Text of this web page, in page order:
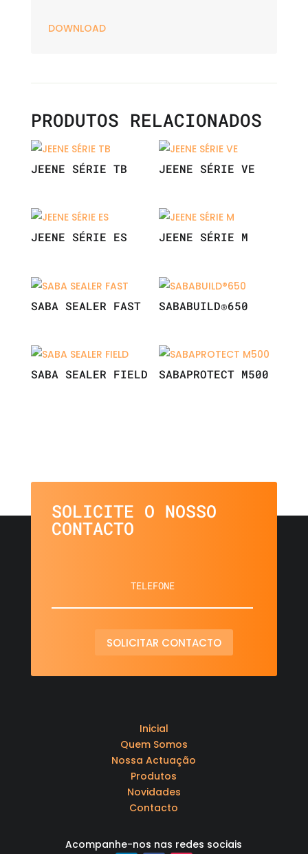
DOWNLOAD
PRODUTOS RELACIONADOS
JEENE SÉRIE TB JEENE SÉRIE VE
JEENE SÉRIE ES JEENE SÉRIE M
SABA SEALER FAST SABABUILD®650
SABA SEALER FIELD SABAPROTECT M500
SOLICITE O NOSSO
CONTACTO
SOLICITAR CONTACTO
Inicial
Quem Somos
Nossa Actuação
Produtos
Novidades
Contacto
Acompanhe-nos nas redes sociais